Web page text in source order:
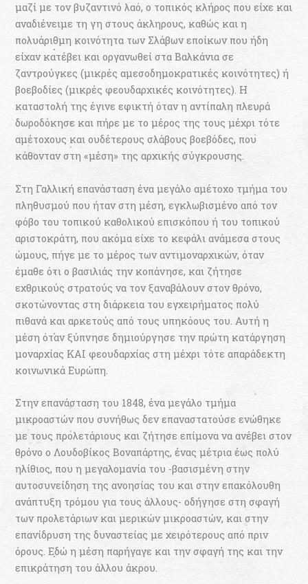
μαζί με τον βυζαντινό λαό, ο τοπικός κλήρος που είχε και
αναδιένειμε τη γη στους άκληρους, καθώς και η
πολυάριθμη κοινότητα των Σλάβων εποίκων που ήδη
είχαν κατέβει και οργανωθεί στα Βαλκάνια σε
ζαντρούγκες (μικρές αμεσοδημοκρατικές κοινότητες) ή
βοεβοδίες (μικρές φεουδαρχικές κοινότητες). Η
καταστολή της έγινε εφικτή όταν η αντίπαλη πλευρά
δωροδόκησε και πήρε με το μέρος της τους μέχρι τότε
αμέτοχους και ουδέτερους σλάβους βοεβόδες, που
κάθονταν στη «μέση» της αρχικής σύγκρουσης.
Στη Γαλλική επανάσταση ένα μεγάλο αμέτοχο τμήμα του
πληθυσμού που ήταν στη μέση, εγκλωβισμένο από τον
φόβο του τοπικού καθολικού επισκόπου ή του τοπικού
αριστοκράτη, που ακόμα είχε το κεφάλι ανάμεσα στους
ώμους, πήγε με το μέρος των αντιμοναρχικών, όταν
έμαθε ότι ο βασιλιάς την κοπάνησε, και ζήτησε
εχθρικούς στρατούς να τον ξαναβάλουν στον θρόνο,
σκοτώνοντας στη διάρκεια του εγχειρήματος πολύ
πιθανά και αρκετούς από τους υπηκόους του. Αυτή η
μέση όταν ξύπνησε δημιούργησε την πρώτη κατάργηση
μοναρχίας ΚΑΙ φεουδαρχίας στη μέχρι τότε απαράδεκτη
κοινωνικά Ευρώπη.
Στην επανάσταση του 1848, ένα μεγάλο τμήμα
μικροαστών που συνήθως δεν επαναστατούσε ενώθηκε
με τους προλετάριους και ζήτησε επίμονα να ανέβει στον
θρόνο ο Λουδοβίκος Βοναπάρτης, ένας μέτρια έως πολύ
ηλίθιος, που η μεγαλομανία του -βασισμένη στην
αυτοσυνείδηση της ανοησίας του και στην επακόλουθη
ανάπτυξη τρόμου για τους άλλους- οδήγησε στη σφαγή
των προλετάριων και μερικών μικροαστών, και στην
επανίδρυση της δυναστείας με χειρότερους από πριν
όρους. Εδώ η μέση παρήγαγε και την σφαγή της και την
επικράτηση του άλλου άκρου.